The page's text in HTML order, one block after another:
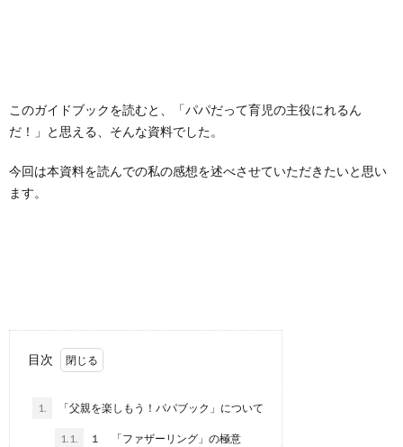
このガイドブックを読むと、「パパだって育児の主役にれるん
だ！」と思える、そんな資料でした。
今回は本資料を読んでの私の感想を述べさせていただきたいと思い
ます。
目次
1. 「父親を楽しもう！パパブック」について
1.1. １ 「ファザーリング」の極意